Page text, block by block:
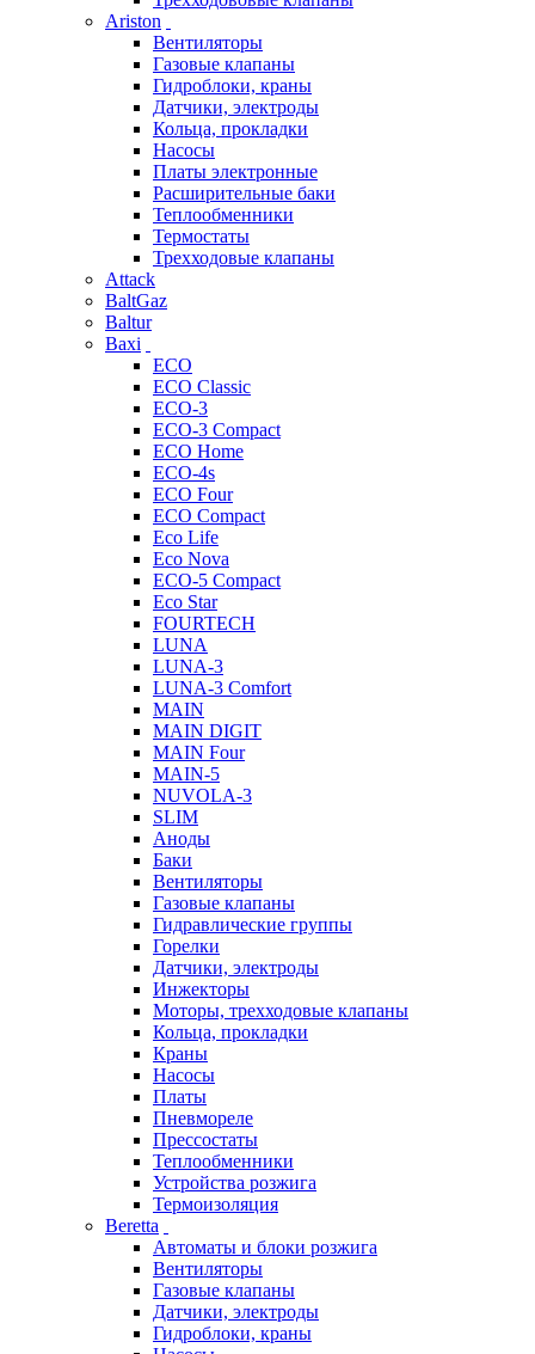
Ariston
Вентиляторы
Газовые клапаны
Гидроблоки, краны
Датчики, электроды
Кольца, прокладки
Насосы
Платы электронные
Расширительные баки
Теплообменники
Термостаты
Трехходовые клапаны
Attack
BaltGaz
Baltur
Baxi
ECO
ECO Classic
ECO-3
ECO-3 Compact
ECO Home
ECO-4s
ECO Four
ECO Compact
Eco Life
Eco Nova
ECO-5 Compact
Eco Star
FOURTECH
LUNA
LUNA-3
LUNA-3 Comfort
MAIN
MAIN DIGIT
MAIN Four
MAIN-5
NUVOLA-3
SLIM
Аноды
Баки
Вентиляторы
Газовые клапаны
Гидравлические группы
Горелки
Датчики, электроды
Инжекторы
Моторы, трехходовые клапаны
Кольца, прокладки
Краны
Насосы
Платы
Пневмореле
Прессостаты
Теплообменники
Устройства розжига
Термоизоляция
Beretta
Автоматы и блоки розжига
Вентиляторы
Газовые клапаны
Датчики, электроды
Гидроблоки, краны